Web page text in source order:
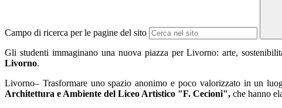
Campo di ricerca per le pagine del sito
Gli studenti immaginano una nuova piazza per Livorno: arte,
Livorno.
Livorno– Trasformare uno spazio anonimo e poco valorizzato in un
Architettura e Ambiente del Liceo Artistico "F. Cecioni", che hanno